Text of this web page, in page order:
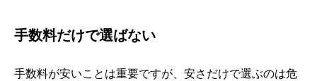
手数料だけで選ばない
手数料が安いことは重要ですが、安さだけで選ぶのは危